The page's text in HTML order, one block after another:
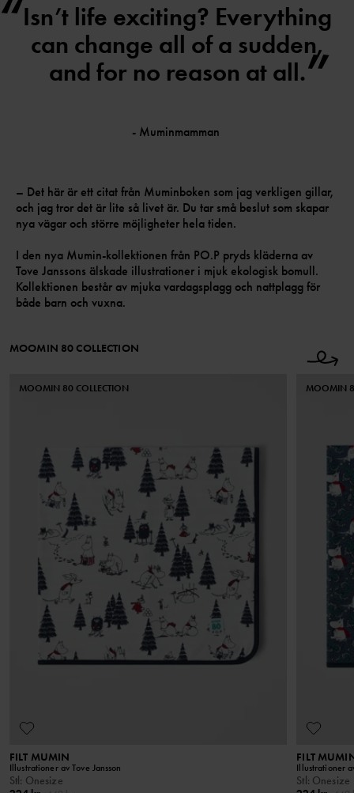
Isn’t life exciting? Everything
can change all of a sudden,
and for no reason at all.
- Muminmamman
– Det här är ett citat från Muminboken som jag verkligen gillar,
och jag tror det är lite så livet är. Du tar små beslut som skapar
nya vägar och större möjligheter hela tiden.
I den nya Mumin-kollektionen från PO.P pryds kläderna av
Tove Janssons älskade illustrationer i mjuk ekologisk bomull.
Kollektionen består av mjuka vardagsplagg och nattplagg för
både barn och vuxna.
MOOMIN 80 COLLECTION
MOOMIN 80 COLLECTION
FILT MUMIN
Illustrationer av Tove Jansson
Stl: Onesize
MOOMIN
FILT
Illustrationer
Stl: Onesize